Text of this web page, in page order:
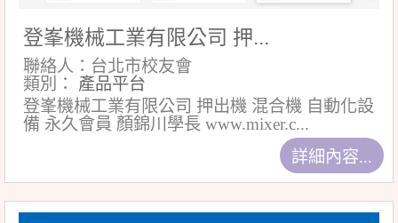
詳細內容...
登峯機械工業有限公司 押...
聯絡人：台北市校友會
類別：
產品平台
登峯機械工業有限公司 押出機 混合機 自動化設
備 永久會員 顏錦川學長 www.mixer.c...